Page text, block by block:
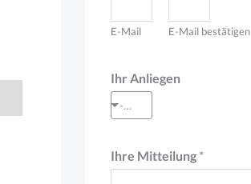
t
i
n
E-Mail E-Mail bestätigen
Ihr Anliegen
--- Auswahl treffen ---
Ihre Mitteilung *